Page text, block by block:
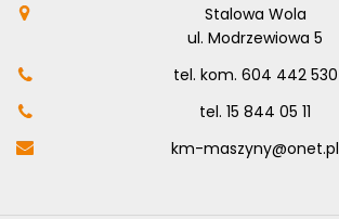
Stalowa Wola
ul. Modrzewiowa 5
tel. kom. 604 442 530
tel. 15 844 05 11
km-maszyny@onet.pl